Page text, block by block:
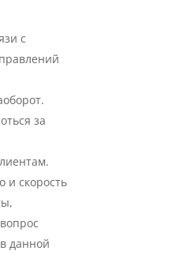
с
за
и скорость
данной